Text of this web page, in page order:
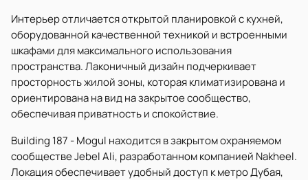
Интерьер отличается открытой планировкой с кухней,
оборудованной качественной техникой и встроенными
шкафами для максимального использования
пространства. Лаконичный дизайн подчеркивает
просторность жилой зоны, которая климатизирована и
ориентирована на вид на закрытое сообщество,
обеспечивая приватность и спокойствие.
Building 187 - Mogul находится в закрытом охраняемом
сообществе Jebel Ali, разработанном компанией Nakheel.
Локация обеспечивает удобный доступ к метро Дубая,